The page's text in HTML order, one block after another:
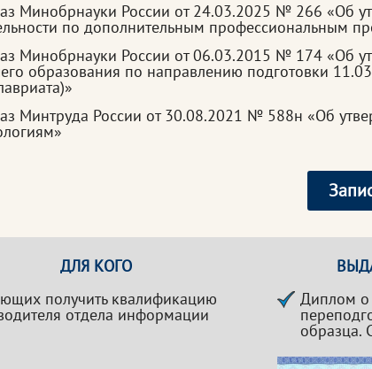
Минобрнауки России от 24.03.2025 № 266 «Об
по дополнительным профессиональным
Минобрнауки России от 06.03.2015 № 174 «Об
образования по направлению подготовки
Минтруда России от 30.08.2021 № 588н «Об
ДЛЯ КОГО
получить квалификацию
отдела информации
Диплом о
образца.